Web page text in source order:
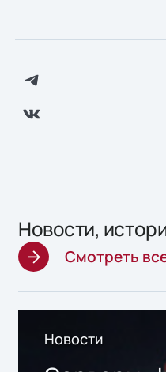
Новости,
Смотреть
Новости